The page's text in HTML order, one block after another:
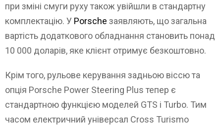
при зміні смуги руху також увійшли в стандартну
комплектацію. У Porsche заявляють, що загальна
вартість додаткового обладнання становить понад
10 000 доларів, яке клієнт отримує безкоштовно.
Крім того, рульове керування задньою віссю та
опція Porsche Power Steering Plus тепер є
стандартною функцією моделей GTS і Turbo. Тим
часом електричний універсал Cross Turismo